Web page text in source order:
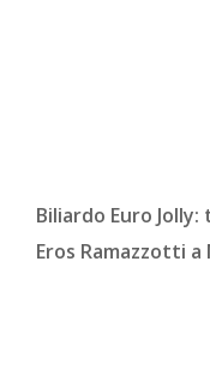
Biliardo Euro
Eros Ramazzotti a